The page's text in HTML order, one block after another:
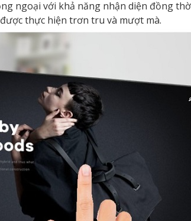
ngoại với khả năng nhận diện đồng
thực hiện trơn tru và mượt mà.